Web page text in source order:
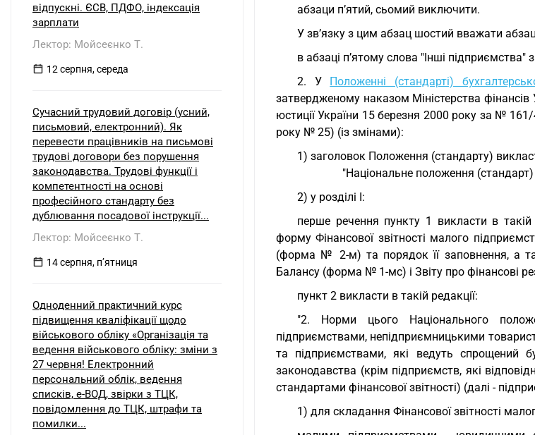
абзаци п’ятий, сьомий виключити.
У зв’язку з цим абзац шостий вважати
в абзаці п’ятому слова "Інші
2. У Положенні (стандарті)
затвердженому наказом Міністерства
юстиції України 15 березня 2000 року за № 161/
року № 25) (із змінами):
1) заголовок Положення (стандарту)
"Національне положення (стандарт)
2) у розділі I:
перше речення пункту 1 викласти в
форму Фінансової звітності малого
(форма № 2-м) та порядок її заповнення, а
Балансу (форма № 1-мс) і Звіту про фінансові
пункт 2 викласти в такій редакції:
"2. Норми цього Національного
підприємствами, непідприємницькими
та підприємствами, які ведуть спрощений
законодавства (крім підприємств, які
стандартами фінансової звітності) (далі -
1) для складання Фінансової звітності
відпускні. ЄСВ, ПДФО, індексація
зарплати
Лектор: Мойсеєнко Т.
12 серпня, середа
Сучасний трудовий договір (усний,
письмовий, електронний). Як
перевести працівників на письмові
трудові договори без порушення
законодавства. Трудові функції і
компетентності на основі
професійного стандарту без
дублювання посадової інструкції...
Лектор: Мойсеєнко Т.
14 серпня, пʼятниця
Одноденний практичний курс
підвищення кваліфікації щодо
військового обліку «Організація та
ведення військового обліку: зміни з
27 червня! Електронний
персональний облік, ведення
списків, е-ВОД, звірки з ТЦК,
повідомлення до ТЦК, штрафи та
помилки...